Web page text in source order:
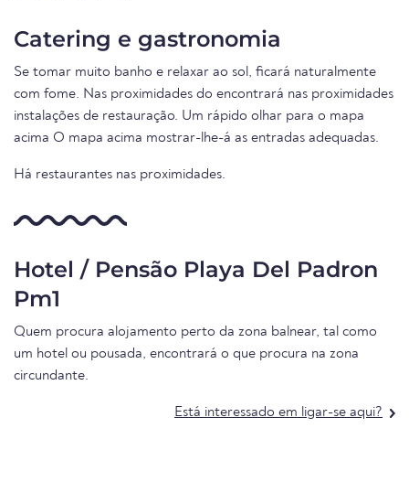
Catering e gastronomia
Se tomar muito banho e relaxar ao sol, ficará naturalmente
com fome. Nas proximidades do encontrará nas proximidades
instalações de restauração. Um rápido olhar para o mapa
acima O mapa acima mostrar-lhe-á as entradas adequadas.
Há restaurantes nas proximidades.
Hotel / Pensão Playa Del Padron
Pm1
Quem procura alojamento perto da zona balnear, tal como
um hotel ou pousada, encontrará o que procura na zona
circundante.
Está interessado em ligar-se aqui?